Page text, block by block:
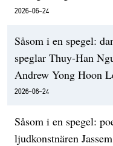
2026-06-24
Såsom i en spegel:
speglar Thuy-Han
Andrew Yong Hoon
2026-06-24
Såsom i en spegel:
ljudkonstnären